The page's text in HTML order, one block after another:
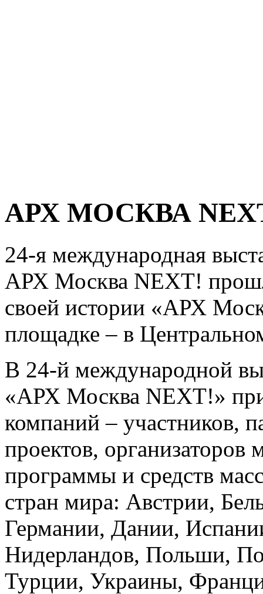
АРХ МОСКВА
24-я международная
АРХ Москва NEXT!
своей истории «АРХ
площадке – в
В 24-й международной
«АРХ Москва NEXT!»
компаний – участников,
проектов, организаторов
программы и средств
стран мира: Австрии,
Германии, Дании,
Нидерландов, Польши,
Турции, Украины,